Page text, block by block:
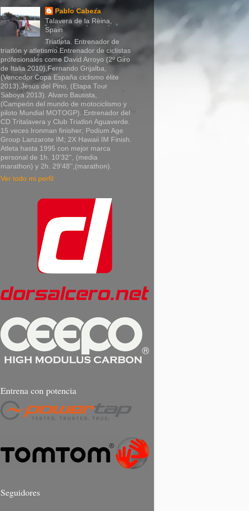
Pablo Cabeza
Talavera de la Reina,
Spain
Triatleta. Entrenador de
triatlón y atletismo.Entrenador de ciclistas
profesionales como David Arroyo (2º Giro
de Italia 2010),Fernando Grijalba,
(Vencedor Copa España ciclismo élite
2013),Jesús del Pino, (Etapa Tour
Saboya 2013). Alvaro Bautista,
(Campeón del mundo de motociclismo y
piloto Mundial MOTOGP). Entrenador del
CD Tritalavera y Club Triatlon Aguaverde.
15 veces Ironman finisher; Podium Age
Group Lanzarote IM; 2X Hawaii IM Finish.
Atleta hasta 1995 con mejor marca
personal de 1h. 10'32'', (media
marathon) y 2h. 29'48'',(marathon).
Ver todo mi perfil
Entrena con potencia
Seguidores